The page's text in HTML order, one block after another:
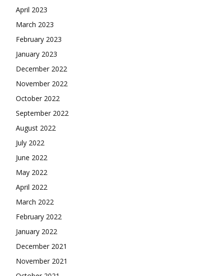
April 2023
March 2023
February 2023
January 2023
December 2022
November 2022
October 2022
September 2022
August 2022
July 2022
June 2022
May 2022
April 2022
March 2022
February 2022
January 2022
December 2021
November 2021